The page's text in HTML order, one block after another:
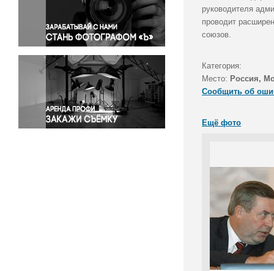
Правосудие
Происшествия и конфликты
Религия
Светская жизнь
Спорт
Экология
Экономика и бизнес
руководителя
проводит
союзов.
Категория:
Место: Россия,
Сообщить об
Ещё фото